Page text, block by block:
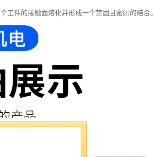
工件的接触面熔化并形成一个禁固且密闭的结合。